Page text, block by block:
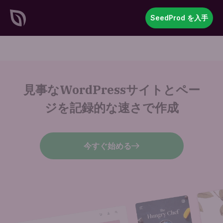
SeedProd
開
く
SeedProd を入手
見事なWordPressサイトとペー
ジを記録的な速さで作成
今すぐ始める